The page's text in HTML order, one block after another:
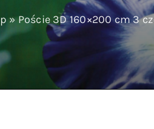
»Poście 3D 160×200 cm 3